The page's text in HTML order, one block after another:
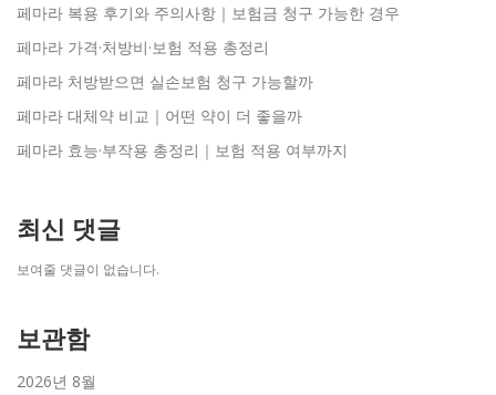
페마라 복용 후기와 주의사항｜보험금 청구 가능한 경우
페마라 가격·처방비·보험 적용 총정리
페마라 처방받으면 실손보험 청구 가능할까
페마라 대체약 비교｜어떤 약이 더 좋을까
페마라 효능·부작용 총정리｜보험 적용 여부까지
최신 댓글
보여줄 댓글이 없습니다.
보관함
2026년 8월